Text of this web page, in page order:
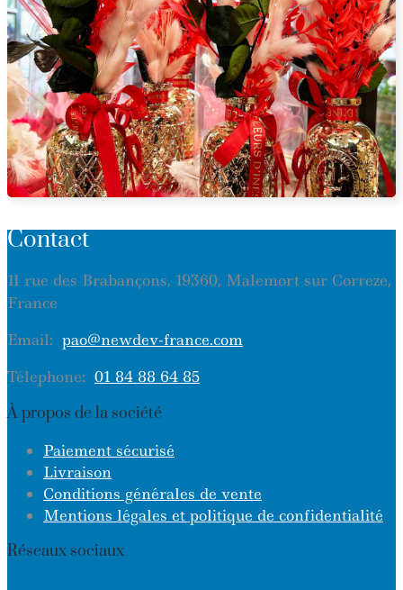
Contact
11 rue des Brabançons, 19360, Malemort sur Correze,
France
Email: pao@newdev-france.com
Télephone: 01 84 88 64 85
À propos de la société
Paiement sécurisé
Livraison
Conditions générales de vente
Mentions légales et politique de confidentialité
Réseaux sociaux